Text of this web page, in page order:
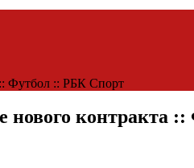
:: Футбол :: РБК Спорт
нового контракта